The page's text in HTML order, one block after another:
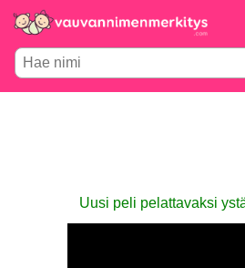
Uusi peli pelattavaksi